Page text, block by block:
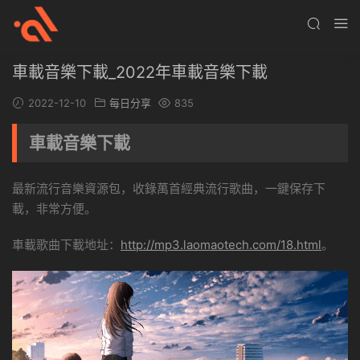
車載音樂下載_2022年車載音樂下載
2022-12-10 每日分享 835
車載音樂下載
最新流行音樂資源包，收錄萬首經典流行歌曲，一鍵保存下
載，非常方便。
車載歌曲下載地址： http://mp3.laomaotech.com/18.html。